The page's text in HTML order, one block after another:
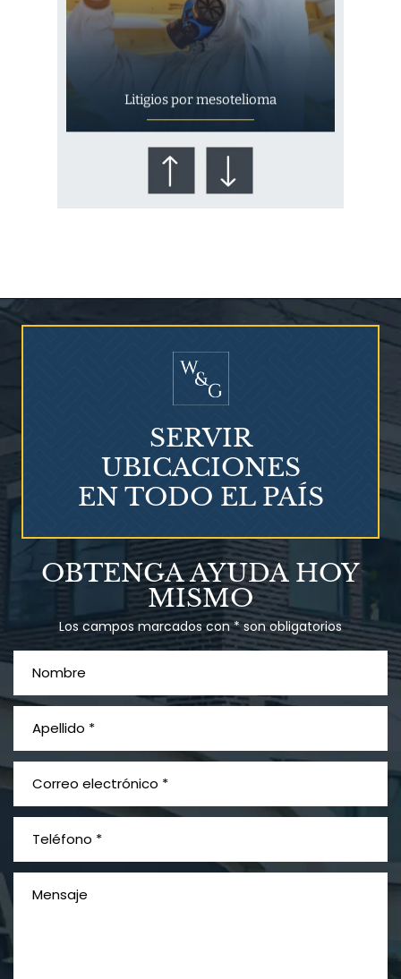
Litigios por mesotelioma
¿Quién corre el riesgo de
Talco en polvo
Ovary cancer
¿Qué es el mesotelioma?
OBTENGA AYUDA HOY
MISMO
Los campos marcados con * son obligatorios
SERVIR
UBICACIONES
EN TODO EL PAÍS